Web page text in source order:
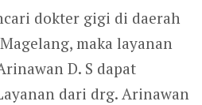
dokter gigi di daerah
maka layanan
D. S dapat
dari drg. Arinawan